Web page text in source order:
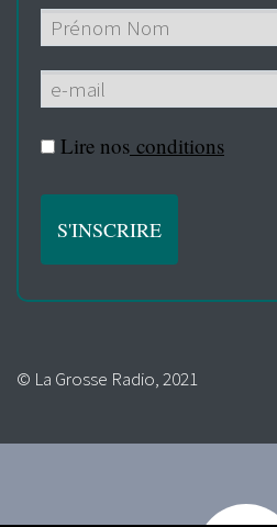
Lire nos conditions
© La Grosse Radio, 2021